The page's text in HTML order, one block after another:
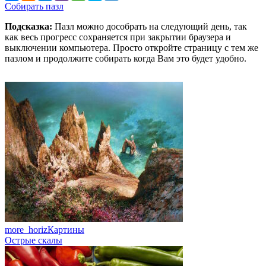
Собирать пазл
Подсказка: Пазл можно дособрать на следующий день, так
как весь прогресс сохраняется при закрытии браузера и
выключении компьютера. Просто откройте страницу с тем же
пазлом и продолжите собирать когда Вам это будет удобно.
more_horizКартины
Острые скалы